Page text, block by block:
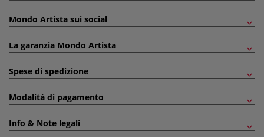
Mondo Artista sui social
La garanzia Mondo Artista
Spese di spedizione
Modalità di pagamento
Info & Note legali